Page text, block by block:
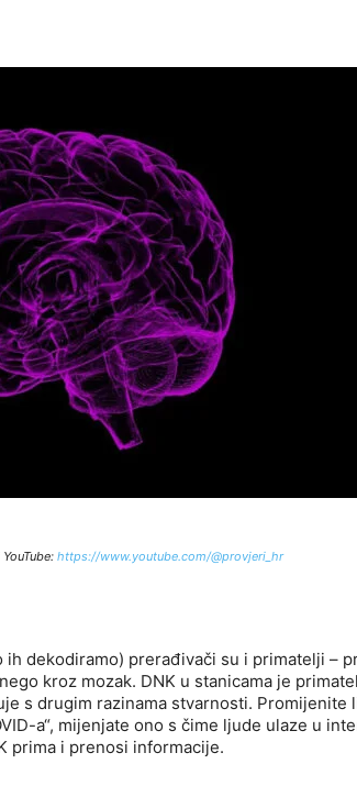
two people fishing kayak
https://www.youtube.com/@provjeri_hr
dekodiramo) prerađivači su i primatelji –
kroz mozak. DNK u stanicama je
s drugim razinama stvarnosti. Promijenite
a“, mijenjate ono s čime ljude ulaze u
prima i prenosi informacije.